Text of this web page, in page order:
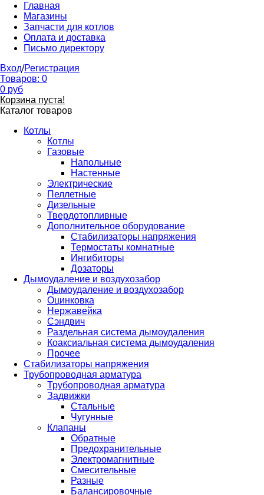
Главная
Магазины
Запчасти для котлов
Оплата и доставка
Письмо директору
Вход/Регистрация
Товаров: 0
0 руб
Корзина пуста!
Каталог товаров
Котлы
Котлы
Газовые
Напольные
Настенные
Электрические
Пеллетные
Дизельные
Твердотопливные
Дополнительное оборудование
Стабилизаторы напряжения
Термостаты комнатные
Ингибиторы
Дозаторы
Дымоудаление и воздухозабор
Дымоудаление и воздухозабор
Оцинковка
Нержавейка
Сэндвич
Раздельная система дымоудаления
Коаксиальная система дымоудаления
Прочее
Стабилизаторы напряжения
Трубопроводная арматура
Трубопроводная арматура
Задвижки
Стальные
Чугунные
Клапаны
Обратные
Предохранительные
Электромагнитные
Смесительные
Разные
Балансировочные